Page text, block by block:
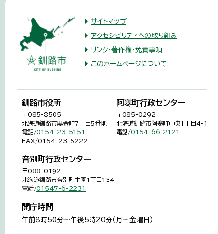
サイトマップ
アクセシビリティへの取り組み
リンク・著作権・免責事項
このホームページについて
釧路市役所
〒085-8505
北海道釧路市黒金町7丁目5番地
電話/0154-23-5151
FAX/0154-23-5222
阿寒町行政センター
〒085-0292
北海道釧路市阿寒町中央1丁目4-1
電話/0154-66-2121
音別町行政センター
〒088-0192
北海道釧路市音別町中園1丁目134
電話/01547-6-2231
開庁時間
午前8時50分～午後5時20分（月～金曜日）